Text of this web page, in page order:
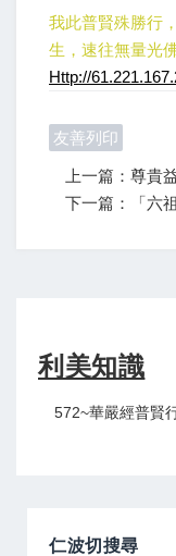
我此普賢殊勝行
生，速往無量光佛
Http://
友善列印
上一篇：尊貴
下一篇：「六
利美知識
572~華嚴經普賢
仁波切搜尋